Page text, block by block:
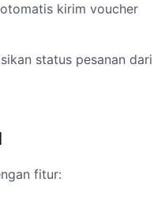
kirim voucher
status pesanan dari
fitur: